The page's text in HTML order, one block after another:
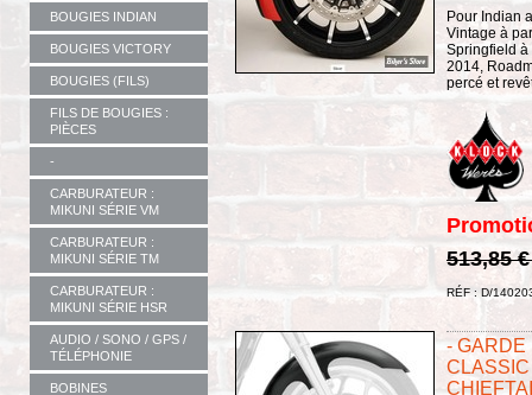
BOUGIES INDIAN
BOUGIES VICTORY
BOUGIES (FILS)
FILS DE BOUGIES :
PIÈCES
-
CARBURATEUR :
MIKUNI SÉRIE VM
CARBURATEUR :
MIKUNI SÉRIE TM
CARBURATEUR :
MIKUNI SÉRIE HSR
AUDIO / SONO / GPS /
TÉLÉPHONIE
BOBINES
Pour Indian
Vintage à
Springfield à
2014,
percé et
513,85
RÉF : D/
- GARDE